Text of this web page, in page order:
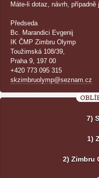
Máte-li dotaz, návrh,
Předseda
Bc. Marandici Evgenij
IK ČMP Zimbru Olymp
Toužimská 108/39,
Praha 9, 197 00
+420 773 095 315
skzimbruolymp@seznam.cz
7)
1)
2) Zimbru